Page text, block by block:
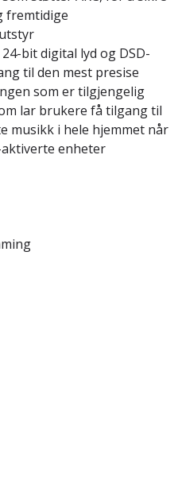
fremtidige
bit digital lyd og DSD-
til den mest presise
som er tilgjengelig
lar brukere få tilgang til
musikk i hele hjemmet når
enheter